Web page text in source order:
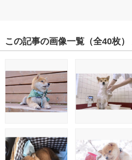
この記事の画像一覧 （全40枚）